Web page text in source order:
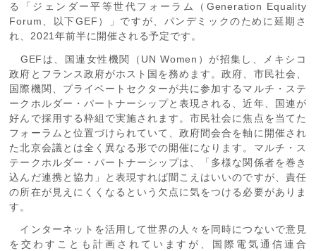
る「ジェンダー平等世代フォーラム（Generation Equality
Forum、以下GEF）」ですが、パンデミックのために延期さ
れ、2021年前半に開催される予定です。
GEFは、国連女性機関（UN Women）が招集し、メキシコ
政府とフランス政府がホスト国を務めます。政府、市民社会、
国際機関、プライベートセクターが共に参加するマルチ・ステ
ークホルダー・パートナーシップと表現される、近年、国連が
好んで採用する枠組で実施されます。市民社会に焦点を当てた
フォーラムと位置づけられていて、政府間会合を軸に開催され
た北京会議とは全く異なる形での開催になります。マルチ・ス
テークホルダー・パートナーシップは、「多様な関係者を巻き
込んだ連携と協力」と表現すれば聞こえはいいのですが、責任
の所在が見えにくくなるという欠点に気をつける必要がありま
す。
インターネットを活用して世界の人々を同時につないで意見
を交わすことも計画されていますが、国際電気通信連合